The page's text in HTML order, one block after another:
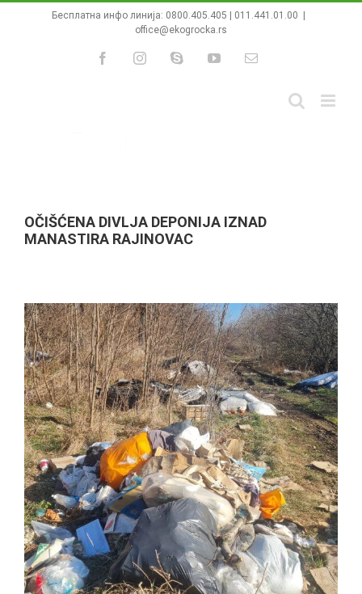
Бесплатна инфо линија: 0800.405.405 011.441.01.00
office@ekogrocka.rs
FacebookInstagramSkype YouTubeEmail
OČIŠĆENA DIVLJA DEPONIJA IZNAD
MANASTIRA RAJINOVAC
View
Larger
Image